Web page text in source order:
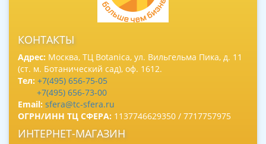
КОНТАКТЫ
Адрес: Москва, ТЦ Botanica, ул. Вильгельма Пика, д. 11
(ст. м. Ботанический сад), оф. 1612.
Тел: +7(495) 656-75-05
+7(495) 656-73-00
Email: sfera@tc-sfera.ru
ОГРН/ИНН ТЦ СФЕРА: 1137746629350 / 7717757975
ИНТЕРНЕТ-МАГАЗИН